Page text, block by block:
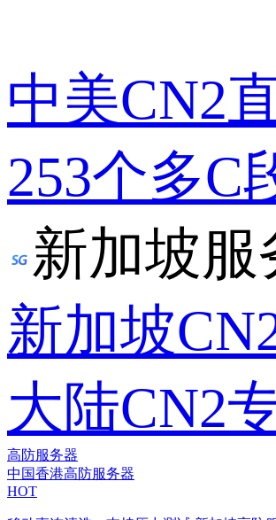
中美CN2
253个多C
新加坡服
新加坡
大陆CN2
高防服务器
中国香港高防服务器
HOT